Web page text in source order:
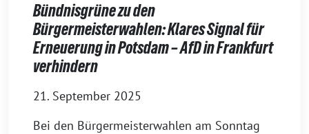
Bündnisgrüne zu den
Bürgermeisterwahlen: Klares Signal für
Erneuerung in Potsdam – AfD in Frankfurt
verhindern
21. September 2025
Bei den Bürgermeisterwahlen am Sonntag